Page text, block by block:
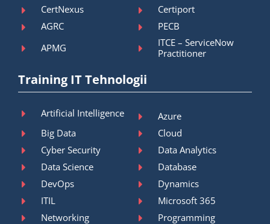
CertNexus
Certiport
AGRC
PECB
APMG
ITCE – ServiceNow
Practitioner
Training IT Tehnologii
Artificial Intelligence
Azure
Big Data
Cloud
Cyber Security
Data Analytics
Data Science
Database
DevOps
Dynamics
ITIL
Microsoft 365
Networking
Programming